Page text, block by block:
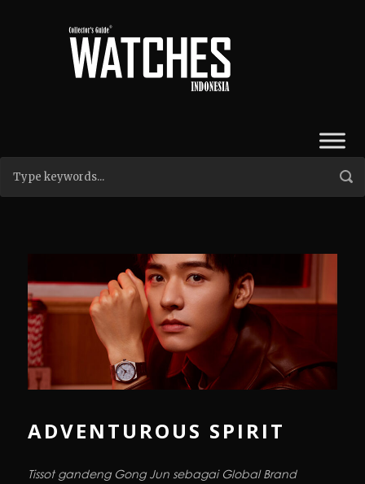
ADVENTUROUS SPIRIT
Tissot gandeng Gong Jun sebagai Global Brand